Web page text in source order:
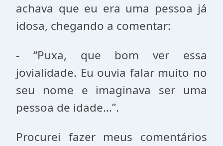
achava que eu era uma pessoa já
idosa, chegando a comentar:
- “Puxa, que bom ver essa
jovialidade. Eu ouvia falar muito no
seu nome e imaginava ser uma
pessoa de idade...”.
Procurei fazer meus comentários